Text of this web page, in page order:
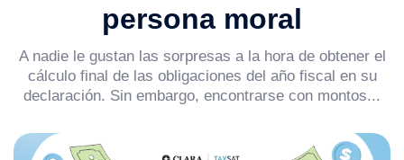
persona moral
A nadie le gustan las sorpresas a la hora de obtener el
cálculo final de las obligaciones del año fiscal en su
declaración. Sin embargo, encontrarse con montos...